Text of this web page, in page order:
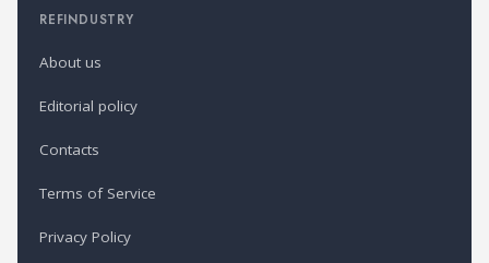
REFINDUSTRY
About us
Editorial policy
Contacts
Terms of Service
Privacy Policy